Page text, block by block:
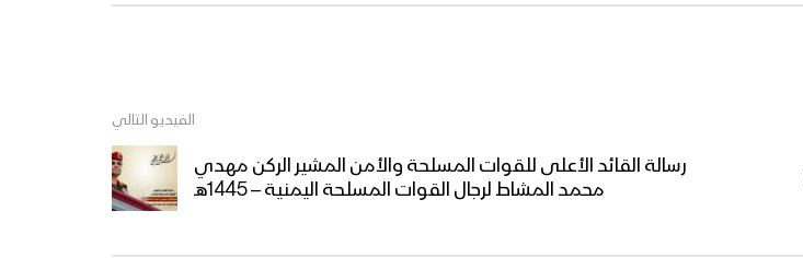
الفيديو التالي
رسالة القائد الأعلى للقوات المسلحة والأمن المشير الركن مهدي
محمد المشاط لرجال القوات المسلحة اليمنية – 1445هـ